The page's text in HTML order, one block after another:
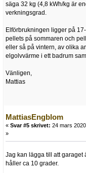
säga 32 kg (4,8 kWh/kg är
verkningsgrad.
Elförbrukningen ligger på
pellets på sommaren och
eller så på vintern, av olika
elgolvvärme i ett badrum
Vänligen,
Mattias
MattiasEngblom
« Svar #5 skrivet: 24 mars
»
Jag kan lägga till att garaget
håller ca 10 grader.